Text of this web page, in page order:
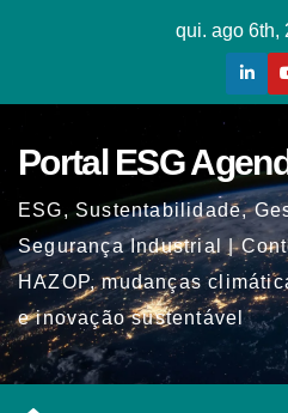
qui. ago 6th,
Portal ESG
ESG, Sustentabilidade,
Segurança Industrial |
HAZOP, mudanças
e inovação sustentável